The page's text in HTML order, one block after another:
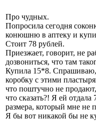
Про чудных.
Попросила сегодня
конюшню в аптеку и
Стоит 78 рублей.
Приезжает, говорит, не
дозвониться, что там
Купила 15*8. Спрашиваю,
коробку с этими
что поштучно не
что сказать?! Я ей
размера, который мне не
Я бы вот никакой бы не